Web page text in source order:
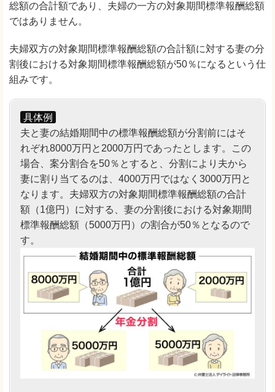
総額の合計額であり、夫婦の一方の対象期間標準報酬総額
ではありません。
夫婦双方の対象期間標準報酬総額の合計額に対する妻の分
割後における対象期間標準報酬総額が50％になるという仕
組みです。
具体例
夫と妻の結婚期間中の標準報酬総額が分割前にはそ
れぞれ8000万円と2000万円であったとします。この
場合、案分割合を50％とすると、分割により夫から
妻に割り当てるのは、4000万円ではなく3000万円と
なります。夫婦双方の対象期間標準報酬総額の合計
額（1億円）に対する、妻の分割後における対象期間
標準報酬総額（5000万円）の割合が50％となるので
す。